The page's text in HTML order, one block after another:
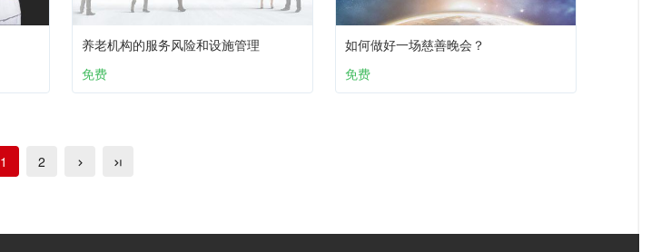
养老机构的服务风险和设施管理
免费
如何做好一场慈善晚会？
免费
1 2